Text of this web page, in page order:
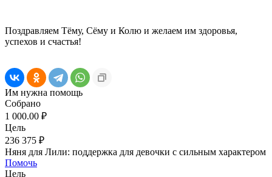
Поздравляем Тёму, Сёму и Колю и желаем им здоровья,
успехов и счастья!
Им нужна помощь
Собрано
1 000.00 ₽
Цель
236 375 ₽
Няня для Лили: поддержка для девочки с сильным характером
Помочь
Цель